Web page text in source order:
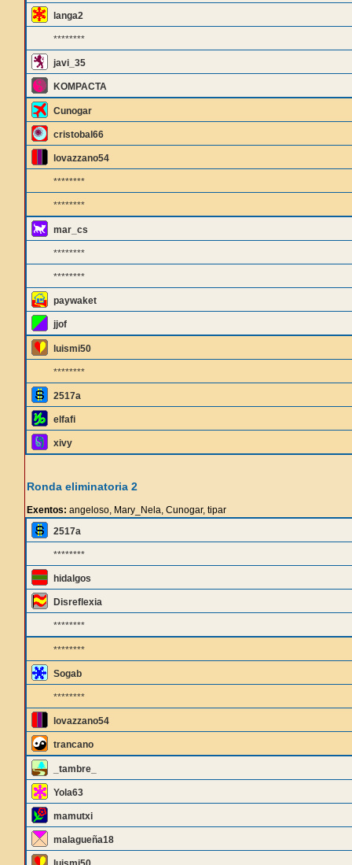
langa2
********
javi_35
KOMPACTA
Cunogar
cristobal66
lovazzano54
********
********
mar_cs
********
********
paywaket
jjof
luismi50
********
2517a
elfafi
xivy
Ronda eliminatoria 2
Exentos: angeloso, Mary_Nela, Cunogar, tipar
2517a
********
hidalgos
Disreflexia
********
********
Sogab
********
lovazzano54
trancano
_tambre_
Yola63
mamutxi
malagueña18